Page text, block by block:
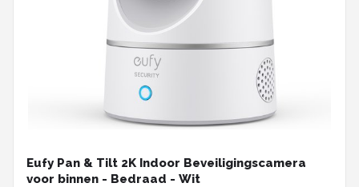
Eufy Pan & Tilt 2K Indoor Beveiligingscamera
voor binnen - Bedraad - Wit